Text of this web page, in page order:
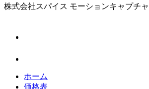
株式会社スパイス モーションキャプチ
ホーム
価格表